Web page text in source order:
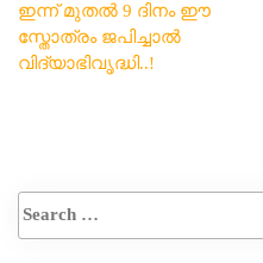
ഇന്ന് മുതൽ 9 ദിനം ഈ
സ്തോത്രം ജപിച്ചാൽ
വിദ്യാഭിവൃദ്ധി..!